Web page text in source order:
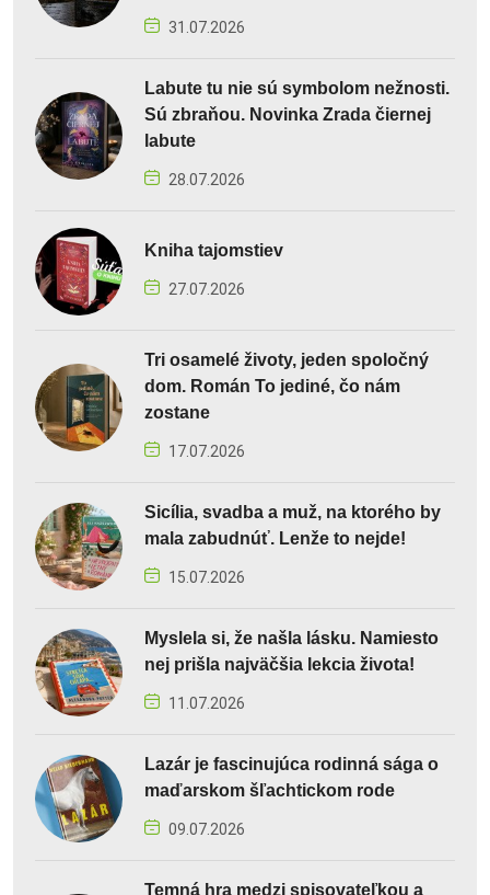
31.07.2026
Labute tu nie sú symbolom nežnosti.
Sú zbraňou. Novinka Zrada čiernej
labute
28.07.2026
Kniha tajomstiev
27.07.2026
Tri osamelé životy, jeden spoločný
dom. Román To jediné, čo nám
zostane
17.07.2026
Sicília, svadba a muž, na ktorého by
mala zabudnúť. Lenže to nejde!
15.07.2026
Myslela si, že našla lásku. Namiesto
nej prišla najväčšia lekcia života!
11.07.2026
Lazár je fascinujúca rodinná sága o
maďarskom šľachtickom rode
09.07.2026
Temná hra medzi spisovateľkou a